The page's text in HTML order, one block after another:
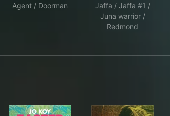
Agent / Doorman
Jaffa / Jaffa #1 /
Juna warrior /
Redmond